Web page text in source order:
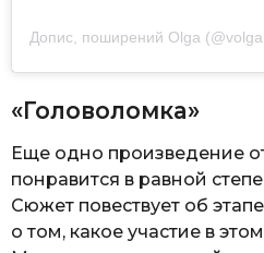
Допис, поширений Olga
«Головоломка»
Еще одно произведение
понравится в равной
Сюжет повествует об
о том, какое участие в